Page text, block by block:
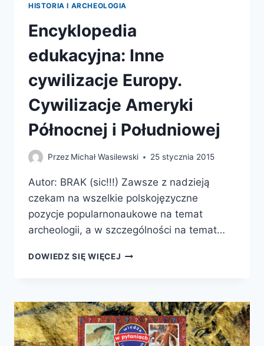
HISTORIA I ARCHEOLOGIA
Encyklopedia
edukacyjna: Inne
cywilizacje Europy.
Cywilizacje Ameryki
Północnej i Południowej
Przez Michał Wasilewski 25 stycznia 2015
Autor: BRAK (sic!!!) Zawsze z nadzieją
czekam na wszelkie polskojęzyczne
pozycje popularnonaukowe na temat
archeologii, a w szczególności na temat…
DOWIEDZ SIĘ WIĘCEJ ENCYKLOPEDIA
EUROPY.
CYWILIZACJE
AMERYKI
PÓŁNOCNEJ